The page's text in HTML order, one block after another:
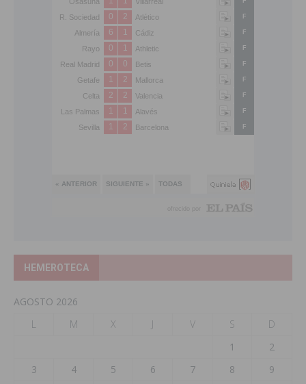
HEMEROTECA
AGOSTO 2026
L
M X J V S
D
1
2
3
4 5 6 7 8
9